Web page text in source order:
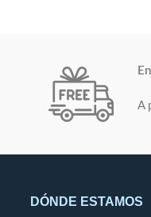
diversos,
personalizadas
corporativa de la
cliente.
A
DÓNDE ESTAMOS